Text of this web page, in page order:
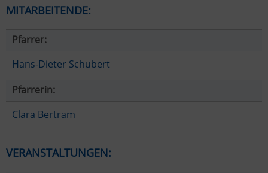
MITARBEITENDE:
Pfarrer:
Hans-Dieter Schubert
Pfarrerin:
Clara Bertram
VERANSTALTUNGEN: